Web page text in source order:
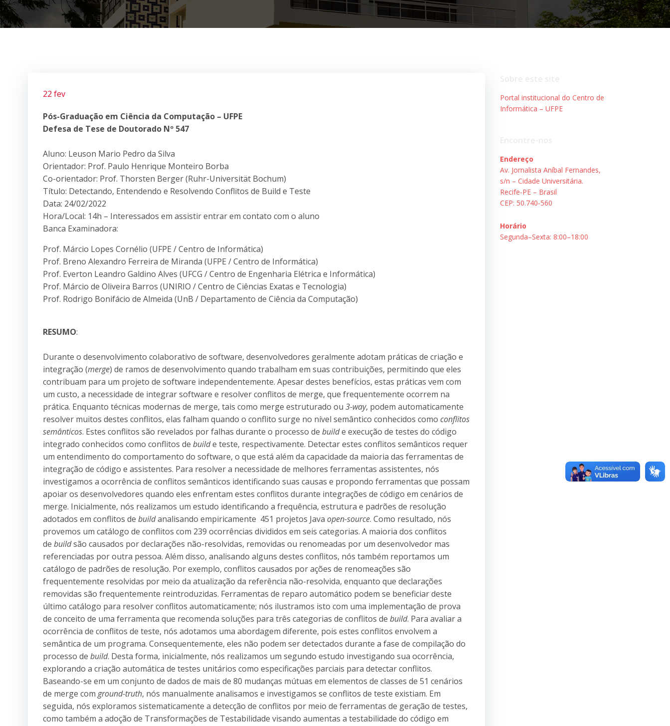
22 fev
Pós-Graduação em Ciência da Computação – UFPE
Defesa de Tese de Doutorado Nº 547
Aluno: Leuson Mario Pedro da Silva
Orientador: Prof. Paulo Henrique Monteiro Borba
Co-orientador: Prof. Thorsten Berger (Ruhr-Universität Bochum)
Título: Detectando, Entendendo e Resolvendo Conflitos de Build e Teste
Data: 24/02/2022
Hora/Local: 14h – Interessados em assistir entrar em contato com o aluno
Banca Examinadora:
Prof. Márcio Lopes Cornélio (UFPE / Centro de Informática)
Prof. Breno Alexandro Ferreira de Miranda (UFPE / Centro de Informática)
Prof. Everton Leandro Galdino Alves (UFCG / Centro de Engenharia Elétrica e Informática)
Prof. Márcio de Oliveira Barros (UNIRIO / Centro de Ciências Exatas e Tecnologia)
Prof. Rodrigo Bonifácio de Almeida (UnB / Departamento de Ciência da Computação)
RESUMO:
Durante o desenvolvimento colaborativo de software, desenvolvedores geralmente adotam práticas de criação e
integração (merge) de ramos de desenvolvimento quando trabalham em suas contribuições, permitindo que eles
contribuam para um projeto de software independentemente. Apesar destes benefícios, estas práticas vem com
um custo, a necessidade de integrar software e resolver conflitos de merge, que frequentemente ocorrem na
prática. Enquanto técnicas modernas de merge, tais como merge estruturado ou 3-way, podem automaticamente
resolver muitos destes conflitos, elas falham quando o conflito surge no nível semântico conhecidos como conflitos
semânticos. Estes conflitos são revelados por falhas durante o processo de builde execução de testes do código
integrado conhecidos como conflitos de builde teste, respectivamente. Detectar estes conflitos semânticos requer
um entendimento do comportamento do software, o que está além da capacidade da maioria das ferramentas de
integração de código e assistentes. Para resolver a necessidade de melhores ferramentas assistentes, nós
investigamos a ocorrência de conflitos semânticos identificando suas causas e propondo ferramentas que possam
apoiar os desenvolvedores quando eles enfrentam estes conflitos durante integrações de código em cenários de
merge. Inicialmente, nós realizamos um estudo identificando a frequência, estrutura e padrões de resolução
adotados em conflitos de buildanalisando empiricamente 451 projetos Java open-source. Como resultado, nós
provemos um catálogo de conflitos com 239 ocorrências divididos em seis categorias. A maioria dos conflitos
de buildsão causados por declarações não-resolvidas, removidas ou renomeadas por um desenvolvedor mas
referenciadas por outra pessoa. Além disso, analisando alguns destes conflitos, nós também reportamos um
catálogo de padrões de resolução. Por exemplo, conflitos causados por ações de renomeações são
frequentemente resolvidas por meio da atualização da referência não-resolvida, enquanto que declarações
removidas são frequentemente reintroduzidas. Ferramentas de reparo automático podem se beneficiar deste
último catálogo para resolver conflitos automaticamente; nós ilustramos isto com uma implementação de prova
de conceito de uma ferramenta que recomenda soluções para três categorias de conflitos de build. Para avaliar a
ocorrência de conflitos de teste, nós adotamos uma abordagem diferente, pois estes conflitos envolvem a
semântica de um programa. Consequentemente, eles não podem ser detectados durante a fase de compilação do
processo de build. Desta forma, inicialmente, nós realizamos um segundo estudo investigando sua ocorrência,
explorando a criação automática de testes unitários como especificações parciais para detectar conflitos.
Baseando-se em um conjunto de dados de mais de 80 mudanças mútuas em elementos de classes de 51 cenários
de merge com ground-truth, nós manualmente analisamos e investigamos se conflitos de teste existiam. Em
seguida, nós exploramos sistematicamente a detecção de conflitos por meio de ferramentas de geração de testes,
como também a adoção de Transformações de Testabilidade visando aumentas a testabilidade do código em
Portal institucional do Centro de
Informática – UFPE
Endereço
Av. Jornalista Aníbal Fernandes,
s/n – Cidade Universitária.
Recife-PE – Brasil
CEP: 50.740-560
Horário
Segunda–Sexta: 8:00–18:00